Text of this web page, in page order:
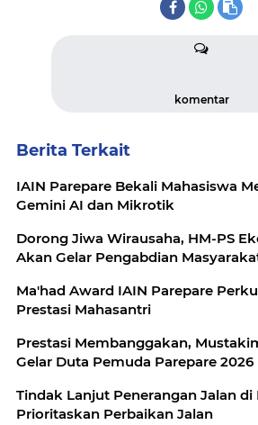
komentar
Berita Terkait
IAIN Parepare Bekali Mahasiswa
Gemini AI dan Mikrotik
Dorong Jiwa Wirausaha, HM-PS
Akan Gelar Pengabdian
Ma'had Award IAIN Parepare
Prestasi Mahasantri
Prestasi Membanggakan,
Gelar Duta Pemuda Parepare 2026
Tindak Lanjut Penerangan Jalan di
Prioritaskan Perbaikan Jalan